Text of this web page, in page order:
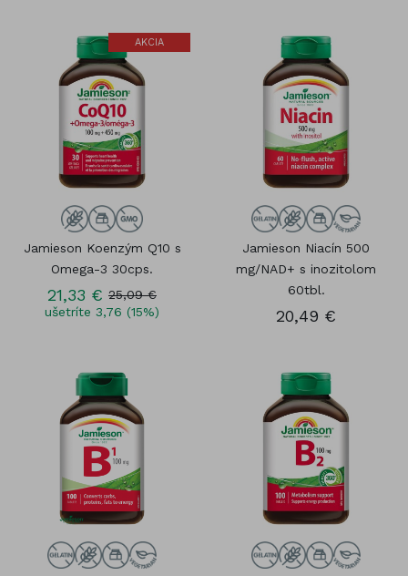
AKCIA
Jamieson Koenzým Q10 s
Omega-3 30cps.
21,33 € 25,09 €
ušetríte 3,76 (15%)
Jamieson Niacín 500
mg/NAD+ s inozitolom
60tbl.
20,49 €